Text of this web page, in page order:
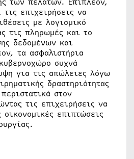
επιχειρήσεις να
με λογισμικό
τις πληρωμές και το
δεδομένων και
τα ασφαλιστήρια
συχνά
για τις απώλειες λόγω
δραστηριότητας
στον
τις επιχειρήσεις να
οικονομικές επιπτώσεις